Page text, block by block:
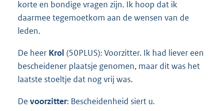
korte en bondige vragen zijn. Ik hoop dat ik
daarmee tegemoetkom aan de wensen van de
leden.
De heer Krol (50PLUS): Voorzitter. Ik had liever een
bescheidener plaatsje genomen, maar dit was het
laatste stoeltje dat nog vrij was.
De voorzitter: Bescheidenheid siert u.